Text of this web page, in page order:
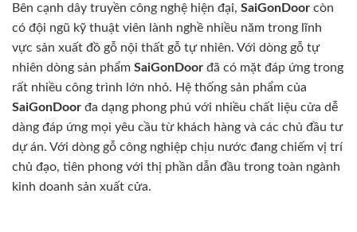
Bên cạnh dây truyền công nghệ hiện đại, SaiGonDoor còn
có đội ngũ kỹ thuật viên lành nghề nhiều năm trong lĩnh
vực sản xuất đồ gỗ nội thất gỗ tự nhiên. Với dòng gỗ tự
nhiên dòng sản phẩm SaiGonDoor đã có mặt đáp ứng trong
rất nhiều công trình lớn nhỏ. Hệ thống sản phẩm của
SaiGonDoor đa dạng phong phú với nhiều chất liệu cửa dễ
dàng đáp ứng mọi yêu cầu từ khách hàng và các chủ đầu tư
dự án. Với dòng gỗ công nghiệp chịu nước đang chiếm vị trí
chủ đạo, tiên phong với thị phần dẫn đầu trong toàn ngành
kinh doanh sản xuất cửa.